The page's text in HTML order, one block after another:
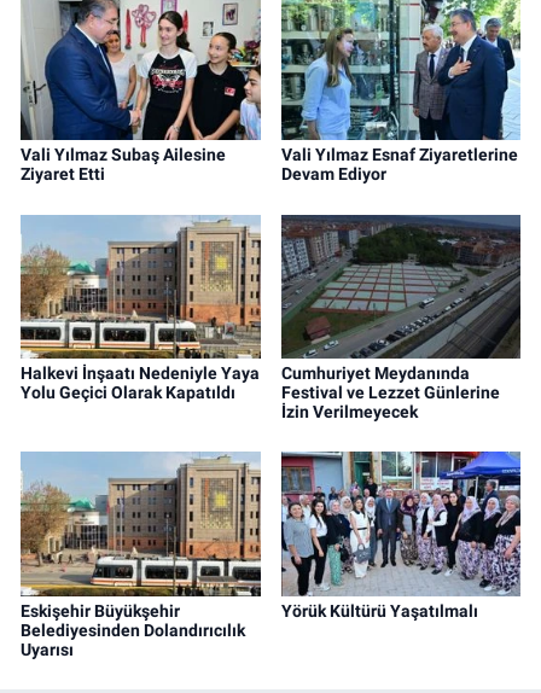
Vali Yılmaz Subaş Ailesine
Ziyaret Etti
Vali Yılmaz Esnaf Ziyaretlerine
Devam Ediyor
Halkevi İnşaatı Nedeniyle Yaya
Yolu Geçici Olarak Kapatıldı
Cumhuriyet Meydanında
Festival ve Lezzet Günlerine
İzin Verilmeyecek
Eskişehir Büyükşehir
Belediyesinden Dolandırıcılık
Uyarısı
Yörük Kültürü Yaşatılmalı